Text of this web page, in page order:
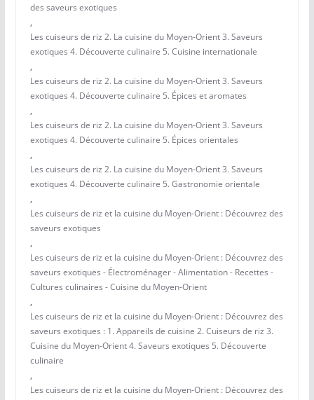
des saveurs exotiques
,
Les cuiseurs de riz 2. La cuisine du Moyen-Orient 3. Saveurs
exotiques 4. Découverte culinaire 5. Cuisine internationale
,
Les cuiseurs de riz 2. La cuisine du Moyen-Orient 3. Saveurs
exotiques 4. Découverte culinaire 5. Épices et aromates
,
Les cuiseurs de riz 2. La cuisine du Moyen-Orient 3. Saveurs
exotiques 4. Découverte culinaire 5. Épices orientales
,
Les cuiseurs de riz 2. La cuisine du Moyen-Orient 3. Saveurs
exotiques 4. Découverte culinaire 5. Gastronomie orientale
,
Les cuiseurs de riz et la cuisine du Moyen-Orient : Découvrez des
saveurs exotiques
,
Les cuiseurs de riz et la cuisine du Moyen-Orient : Découvrez des
saveurs exotiques - Électroménager - Alimentation - Recettes -
Cultures culinaires - Cuisine du Moyen-Orient
,
Les cuiseurs de riz et la cuisine du Moyen-Orient : Découvrez des
saveurs exotiques : 1. Appareils de cuisine 2. Cuiseurs de riz 3.
Cuisine du Moyen-Orient 4. Saveurs exotiques 5. Découverte
culinaire
,
Les cuiseurs de riz et la cuisine du Moyen-Orient : Découvrez des